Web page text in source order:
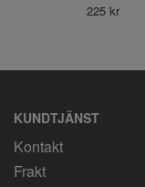
225 kr
KUNDTJÄNST
Kontakt
Frakt